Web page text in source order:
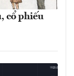
cổ phiếu